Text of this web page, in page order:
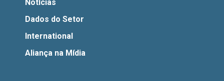
Notícias
Dados do Setor
International
Aliança na Mídia